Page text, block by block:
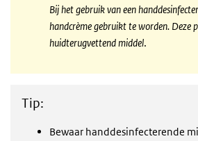
Bij het gebruik van een
handcrème gebruikt te worden. Deze
huidterugvettend middel.
Tip:
Bewaar handdesinfecterende